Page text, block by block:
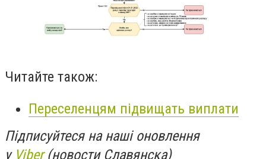
Читайте також:
Переселенцям підвищать виплати
Підписуйтеся на наші оновлення
у Viber(новости Славянска)